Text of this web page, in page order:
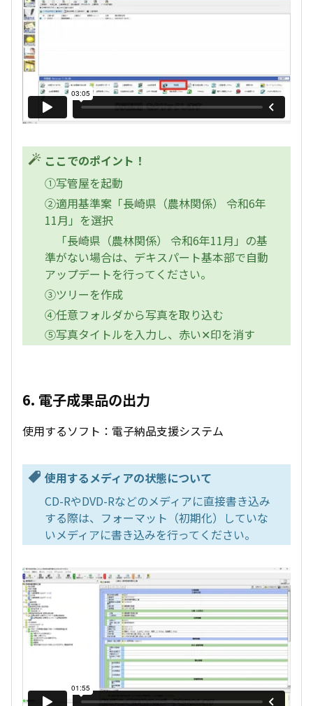
ここでのポイント！
①写管屋を起動
②適用基準案「長崎県（農林関係） 令和6年
11月」を選択
「長崎県（農林関係） 令和6年11月」の基
準がない場合は、デキスパート基本部で自動
アップデートを行ってください。
③ツリーを作成
④任意フォルダから写真を取り込む
⑤写真タイトルを入力し、赤い✕印を消す
6. 電子成果品の出力
使用するソフト：電子納品支援システム
使用するメディアの状態について
CD-RやDVD-Rなどのメディアに直接書き込み
する際は、フォーマット（初期化）していな
いメディアに書き込みを行ってください。